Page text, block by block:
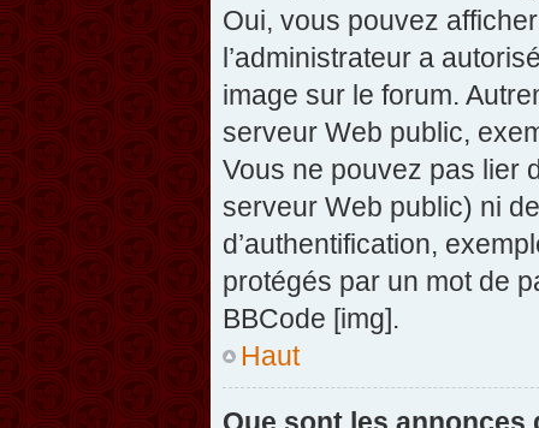
Oui, vous pouvez
l’administrateur a
image sur le forum.
serveur Web public,
Vous ne pouvez pas lier
serveur Web public) ni
d’authentification,
protégés par un mot de
BBCode [img].
Haut
Que sont les annonces